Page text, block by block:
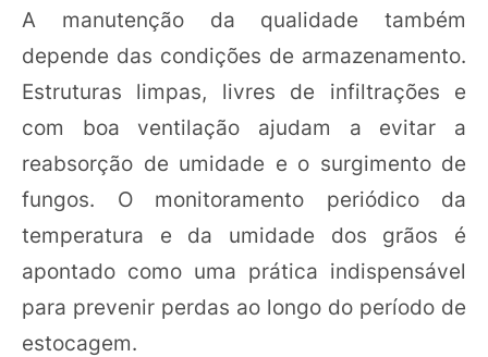
A manutenção da qualidade também
depende das condições de armazenamento.
Estruturas limpas, livres de infiltrações e
com boa ventilação ajudam a evitar a
reabsorção de umidade e o surgimento de
fungos. O monitoramento periódico da
temperatura e da umidade dos grãos é
apontado como uma prática indispensável
para prevenir perdas ao longo do período de
estocagem.